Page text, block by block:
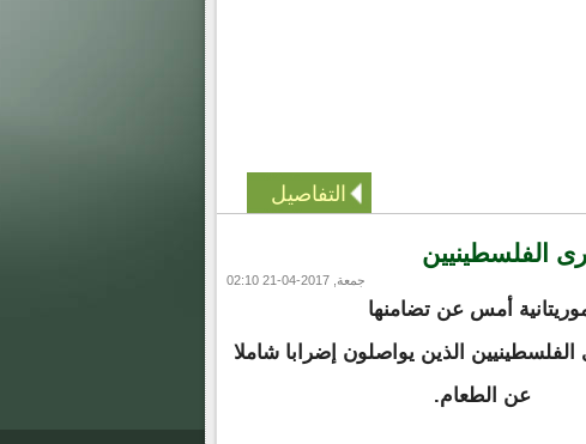
التفاصيل
الفلسطينيين
جمعة, 2017-04-21 02:10
أمس عن تضامنها
الفلسطينيين الذين يواصلون إضرابا شاملا
عن الطعام.